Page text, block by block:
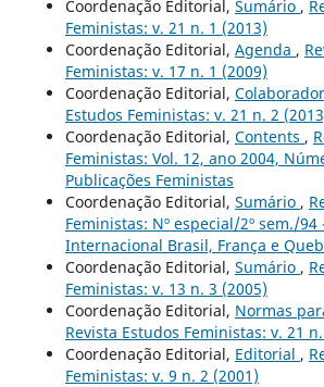
Coordenação Editorial, Sumário ,
Feministas: v. 21 n. 1 (2013)
Coordenação Editorial, Agenda ,
Feministas: v. 17 n. 1 (2009)
Coordenação Editorial,
Estudos Feministas: v. 21 n. 2
Coordenação Editorial, Contents ,
Feministas: Vol. 12, ano 2004,
Publicações Feministas
Coordenação Editorial, Sumário ,
Feministas: Nº especial/2º sem./94
Internacional Brasil, França e
Coordenação Editorial, Sumário ,
Feministas: v. 13 n. 3 (2005)
Coordenação Editorial, Normas
Revista Estudos Feministas: v. 21
Coordenação Editorial, Editorial ,
Feministas: v. 9 n. 2 (2001)